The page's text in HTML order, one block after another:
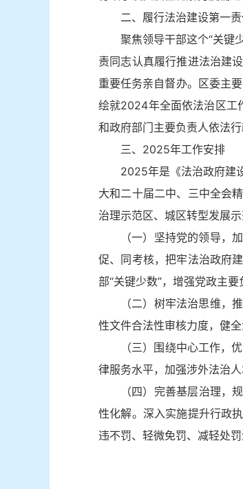
二、履行法治建设第一
聚焦领导干部这个“关键
责同志认真履行推进法治建
重要任务亲自督办。区委主
绘就2024年全面依法治区工
和政府部门主要负责人依法行
三、2025年工作安排
2025年是《法治政府建
大和二十届二中、三中全会
治理示范区、城区转型发展
（一）坚持党的领导，
促、同考核，把牢法治政府
部“关键少数”，增强党政主
（二）树牢法治思维，
性文件合法性审核力度，健
（三）围绕中心工作，
律服务水平，加强涉外法治
（四）完善基层治理，
性化解。深入实施提升行政
违不罚、轻微免罚、减轻处罚